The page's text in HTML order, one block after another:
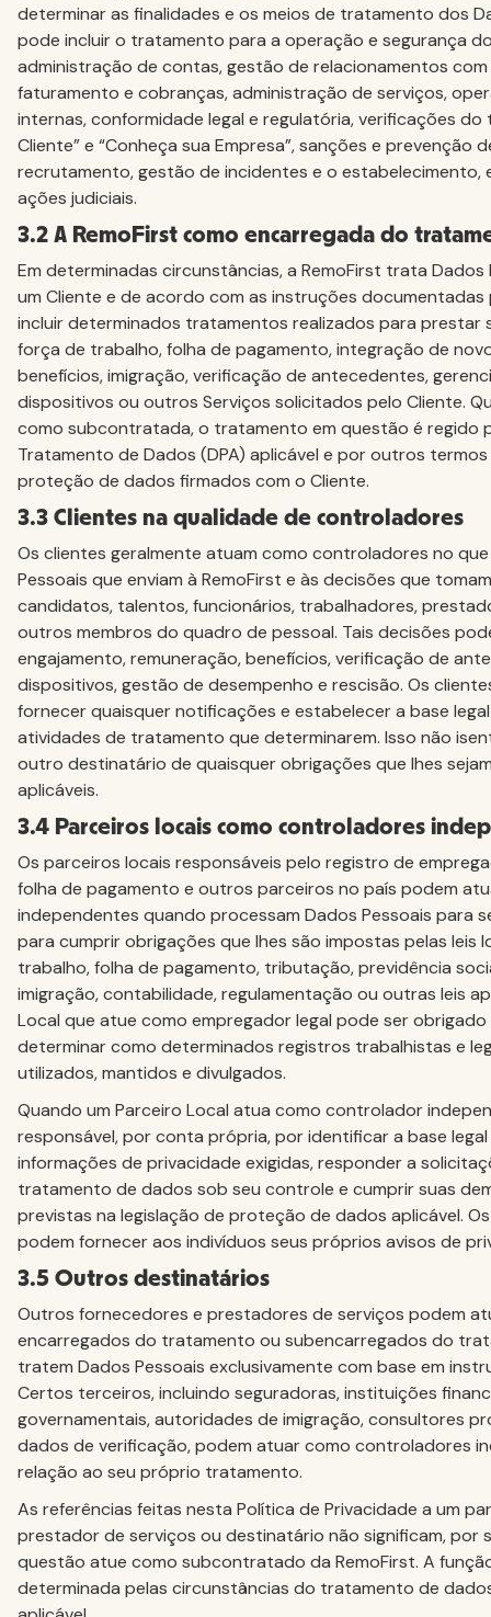
determinar as finalidades e os meios de tratamento dos
pode incluir o tratamento para a operação e segurança
administração de contas, gestão de relacionamentos
faturamento e cobranças, administração de serviços,
internas, conformidade legal e regulatória, verificações do
Cliente” e “Conheça sua Empresa”, sanções e prevenção
recrutamento, gestão de incidentes e o estabelecimento,
ações judiciais.
3.2 A RemoFirst como encarregada do
Em determinadas circunstâncias, a RemoFirst trata Dados
um Cliente e de acordo com as instruções documentadas
incluir determinados tratamentos realizados para prestar
força de trabalho, folha de pagamento, integração de
benefícios, imigração, verificação de antecedentes,
dispositivos ou outros Serviços solicitados pelo Cliente.
como subcontratada, o tratamento em questão é regido
Tratamento de Dados (DPA) aplicável e por outros
proteção de dados firmados com o Cliente.
3.3 Clientes na qualidade de controladores
Os clientes geralmente atuam como controladores no
Pessoais que enviam à RemoFirst e às decisões que
candidatos, talentos, funcionários, trabalhadores,
outros membros do quadro de pessoal. Tais decisões
engajamento, remuneração, benefícios, verificação de
dispositivos, gestão de desempenho e rescisão. Os
fornecer quaisquer notificações e estabelecer a base
atividades de tratamento que determinarem. Isso não
outro destinatário de quaisquer obrigações que lhes
aplicáveis.
3.4 Parceiros locais como controladores
Os parceiros locais responsáveis pelo registro de
folha de pagamento e outros parceiros no país podem
independentes quando processam Dados Pessoais para
para cumprir obrigações que lhes são impostas pelas leis
trabalho, folha de pagamento, tributação, previdência
imigração, contabilidade, regulamentação ou outras leis
Local que atue como empregador legal pode ser obrigado
determinar como determinados registros trabalhistas e
utilizados, mantidos e divulgados.
Quando um Parceiro Local atua como controlador
responsável, por conta própria, por identificar a base
informações de privacidade exigidas, responder a
tratamento de dados sob seu controle e cumprir suas
previstas na legislação de proteção de dados aplicável.
podem fornecer aos indivíduos seus próprios avisos de
3.5 Outros destinatários
Outros fornecedores e prestadores de serviços podem
encarregados do tratamento ou subencarregados do
tratem Dados Pessoais exclusivamente com base em
Certos terceiros, incluindo seguradoras, instituições
governamentais, autoridades de imigração, consultores
dados de verificação, podem atuar como controladores
relação ao seu próprio tratamento.
As referências feitas nesta Política de Privacidade a um
prestador de serviços ou destinatário não significam, por
questão atue como subcontratado da RemoFirst. A
determinada pelas circunstâncias do tratamento de